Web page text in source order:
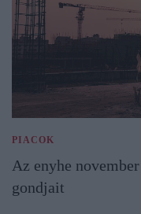
PIACOK
Az enyhe
gondjait